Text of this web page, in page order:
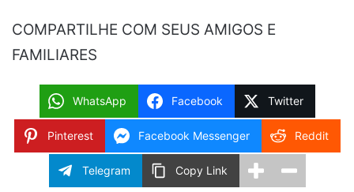
COMPARTILHE COM SEUS AMIGOS E
FAMILIARES
WhatsApp Facebook Twitter
Pinterest Facebook Messenger Reddit
Telegram Copy Link